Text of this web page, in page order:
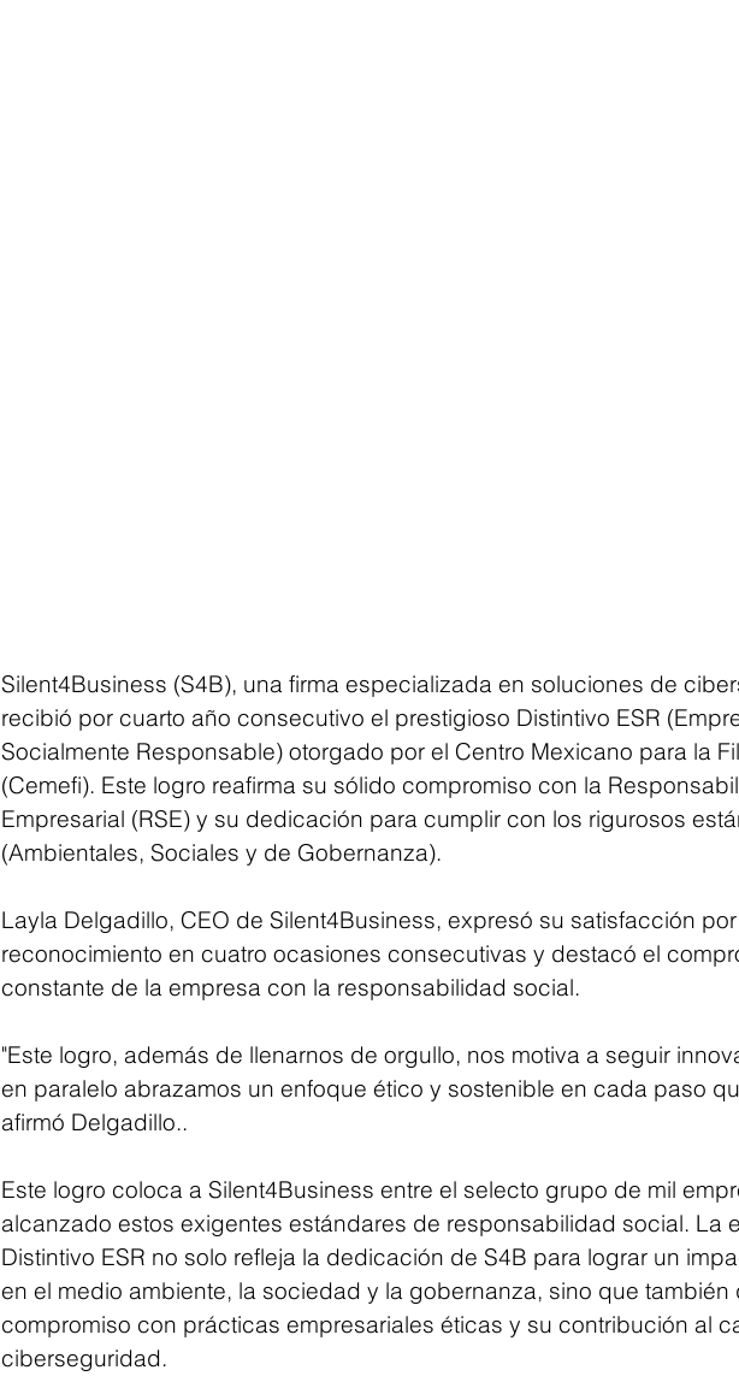
Silent4Business (S4B), una firma especializada en soluciones de
recibió por cuarto año consecutivo el prestigioso Distintivo ESR
Socialmente Responsable) otorgado por el Centro Mexicano para la
(Cemefi). Este logro reafirma su sólido compromiso con la
Empresarial (RSE) y su dedicación para cumplir con los rigurosos
(Ambientales, Sociales y de Gobernanza).
Layla Delgadillo, CEO de Silent4Business, expresó su satisfacción
reconocimiento en cuatro ocasiones consecutivas y destacó el
constante de la empresa con la responsabilidad social.
"Este logro, además de llenarnos de orgullo, nos motiva a seguir
en paralelo abrazamos un enfoque ético y sostenible en cada paso
afirmó Delgadillo..
Este logro coloca a Silent4Business entre el selecto grupo de mil
alcanzado estos exigentes estándares de responsabilidad social. La
Distintivo ESR no solo refleja la dedicación de S4B para lograr un
en el medio ambiente, la sociedad y la gobernanza, sino que también
compromiso con prácticas empresariales éticas y su contribución al
ciberseguridad.